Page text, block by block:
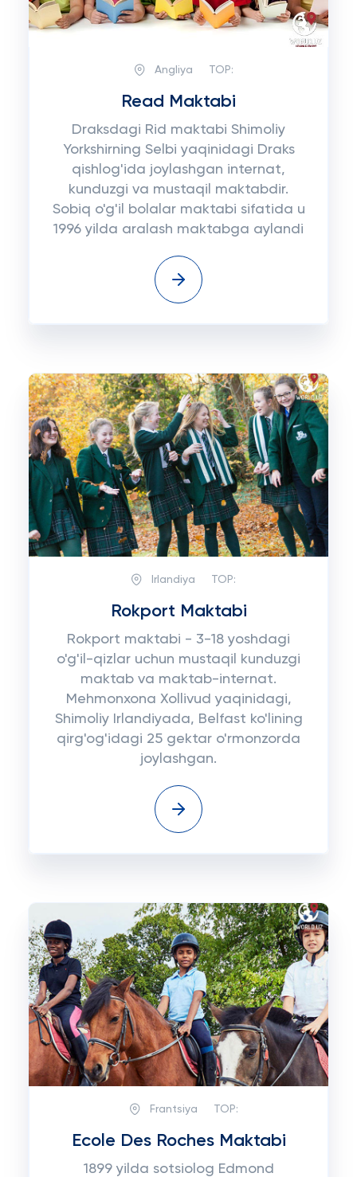
Angliya TOP:
Read Maktabi
Draksdagi Rid maktabi Shimoliy
Yorkshirning Selbi yaqinidagi Draks
qishlog'ida joylashgan internat,
kunduzgi va mustaqil maktabdir.
Sobiq o'g'il bolalar maktabi sifatida u
1996 yilda aralash maktabga aylandi
Irlandiya TOP:
Rokport Maktabi
Rokport maktabi - 3-18 yoshdagi
o'g'il-qizlar uchun mustaqil kunduzgi
maktab va maktab-internat.
Mehmonxona Xollivud yaqinidagi,
Shimoliy Irlandiyada, Belfast ko'lining
qirg'og'idagi 25 gektar o'rmonzorda
joylashgan.
Frantsiya TOP:
Ecole Des Roches Maktabi
1899 yilda sotsiolog Edmond